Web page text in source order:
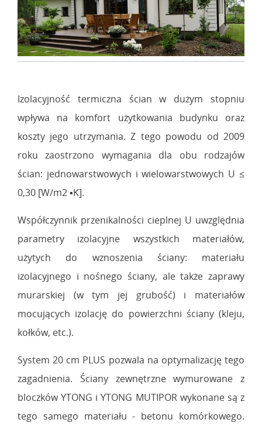
Izolacyjność termiczna ścian w dużym stopniu
wpływa na komfort użytkowania budynku oraz
koszty jego utrzymania. Z tego powodu od 2009
roku zaostrzono wymagania dla obu rodzajów
ścian: jednowarstwowych i wielowarstwowych U ≤
0,30 [W/m2 ▪K].
Współczynnik przenikalności cieplnej U uwzględnia
parametry izolacyjne wszystkich materiałów,
użytych do wznoszenia ściany: materiału
izolacyjnego i nośnego ściany, ale także zaprawy
murarskiej (w tym jej grubość) i materiałów
mocujących izolację do powierzchni ściany (kleju,
kołków, etc.).
System 20 cm PLUS pozwala na optymalizację tego
zagadnienia. Ściany zewnętrzne wymurowane z
bloczków YTONG i YTONG MUTIPOR wykonane są z
tego samego materiału - betonu komórkowego.